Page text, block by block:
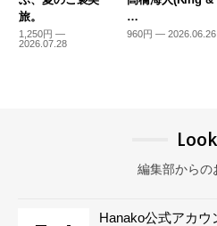
旅。
1,250円 —
2026.07.28
…
960円 — 2026.06.26
編集部からの
Hanako公式アカウ